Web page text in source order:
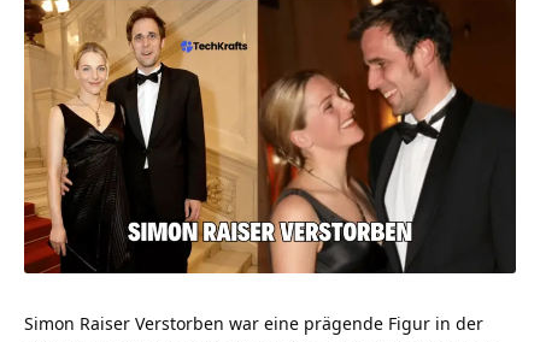
Simon Raiser Verstorben war eine prägende Figur in der